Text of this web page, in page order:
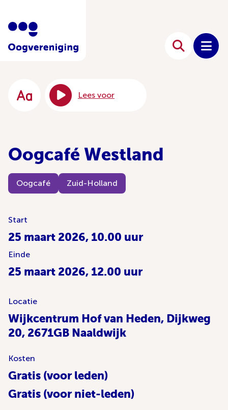
Lees voor
Oogcafé Westland
Oogcafé Zuid-Holland
Start
25 maart 2026, 10.00 uur
Einde
25 maart 2026, 12.00 uur
Locatie
Wijkcentrum Hof van Heden, Dijkweg
20, 2671GB Naaldwijk
Kosten
Gratis (voor leden)
Gratis (voor niet-leden)